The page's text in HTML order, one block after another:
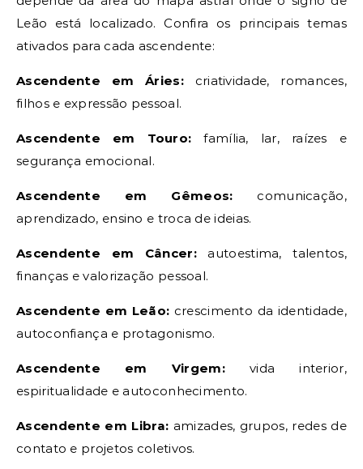
Leão está localizado. Confira os principais temas
ativados para cada ascendente:
Ascendente em Áries:criatividade, romances,
filhos e expressão pessoal.
Ascendente em Touro: família, lar, raízes e
segurança emocional.
Ascendente em Gêmeos: comunicação,
aprendizado, ensino e troca de ideias.
Ascendente em Câncer:autoestima, talentos,
finanças e valorização pessoal.
Ascendente em Leão: crescimento da identidade,
autoconfiança e protagonismo.
Ascendente em Virgem:vida interior,
espiritualidade e autoconhecimento.
Ascendente em Libra: amizades, grupos, redes de
contato e projetos coletivos.